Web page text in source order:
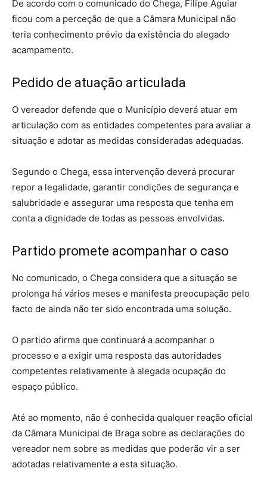
De acordo com o comunicado do Chega, Filipe Aguiar
ficou com a perceção de que a Câmara Municipal não
teria conhecimento prévio da existência do alegado
acampamento.
Pedido de atuação articulada
O vereador defende que o Município deverá atuar em
articulação com as entidades competentes para avaliar a
situação e adotar as medidas consideradas adequadas.
Segundo o Chega, essa intervenção deverá procurar
repor a legalidade, garantir condições de segurança e
salubridade e assegurar uma resposta que tenha em
conta a dignidade de todas as pessoas envolvidas.
Partido promete acompanhar o caso
No comunicado, o Chega considera que a situação se
prolonga há vários meses e manifesta preocupação pelo
facto de ainda não ter sido encontrada uma solução.
O partido afirma que continuará a acompanhar o
processo e a exigir uma resposta das autoridades
competentes relativamente à alegada ocupação do
espaço público.
Até ao momento, não é conhecida qualquer reação oficial
da Câmara Municipal de Braga sobre as declarações do
vereador nem sobre as medidas que poderão vir a ser
adotadas relativamente a esta situação.